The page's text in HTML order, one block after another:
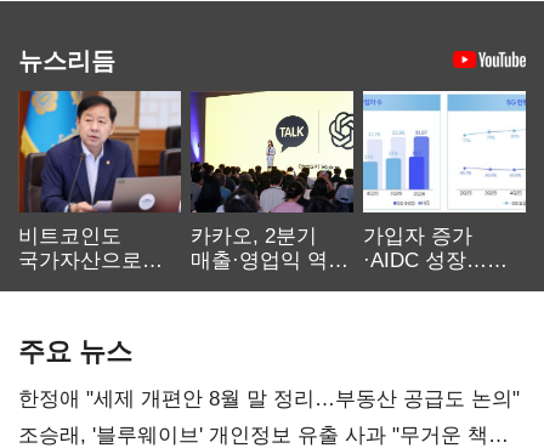
뉴스리듬
비트코인도
국가자산으로…'
카카오, 2분기
매출·영업익 역대
가입자 증가
·AIDC 성장…
주요 뉴스
한정애 "세제 개편안 8월 말 정리…부동산 공급도 논의"
조승래, '블루웨이브' 개인정보 유출 사과 "무거운 책임